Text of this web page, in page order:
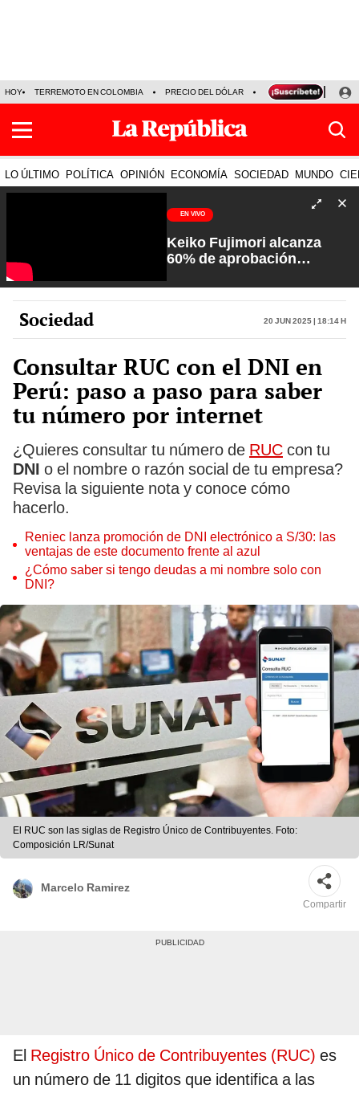
HOY TERREMOTO EN COLOMBIA PRECIO DEL DÓLAR KEIKO FUJIMORI
LO ÚLTIMO POLÍTICA OPINIÓN ECONOMÍA SOCIEDAD MUNDO
EN VIVO
Keiko Fujimori alcanza
60% de aprobación
Rosa María Palacios
Sociedad 20 Jun 2025 | 18:14 h
Consultar RUC con el DNI en
Perú: paso a paso para saber
tu número por internet
¿Quieres consultar tu número de RUC con tu
DNI o el nombre o razón social de tu empresa?
Revisa la siguiente nota y conoce cómo
hacerlo.
Reniec lanza promoción de DNI electrónico a S/30: las
ventajas de este documento frente al azul
¿Cómo saber si tengo deudas a mi nombre solo con
DNI?
El RUC son las siglas de Registro Único de Contribuyentes. Foto:
Composición LR/Sunat
Marcelo Ramirez
Compartir
El Registro Único de Contribuyentes (RUC) es
un número de 11 digitos que identifica a las